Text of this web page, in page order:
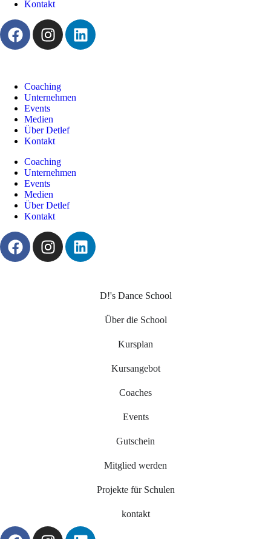
Kontakt
Coaching
Unternehmen
Events
Medien
Über Detlef
Kontakt
Coaching
Unternehmen
Events
Medien
Über Detlef
Kontakt
D!'s Dance School
Über die School
Kursplan
Kursangebot
Coaches
Events
Gutschein
Mitglied werden
Projekte für Schulen
kontakt